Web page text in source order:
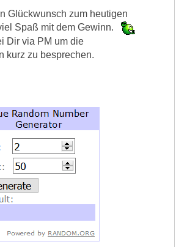
Glückwunsch zum heutigen
Spaß mit dem Gewinn.
Dir via PM um die
kurz zu besprechen.